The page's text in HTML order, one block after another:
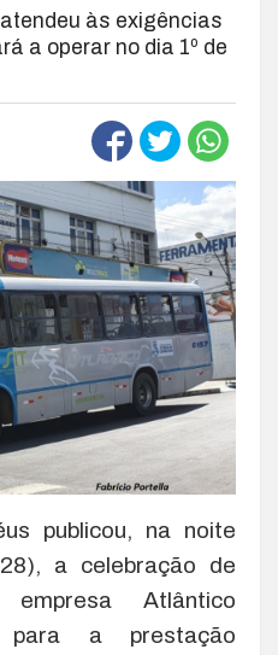
às exigências
a operar no dia 1º de
publicou, na noite
a celebração de
Atlântico
para a prestação